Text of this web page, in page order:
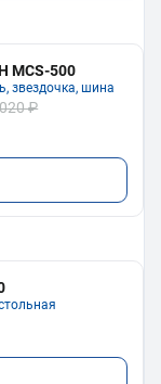
MCS-500
звездочка, шина
₽